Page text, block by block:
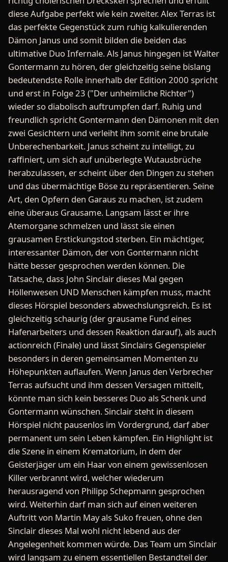
diese Aufgabe perfekt wie kein zweiter. Alex Terras ist
das perfekte Gegenstück zum ruhig kalkulierenden
Dämon Janus und somit bilden die beiden das
ultimative Duo Infernale. Als Janus hingegen ist Walter
Gontermann zu hören, der gleichzeitig seine bislang
bedeutendste Rolle innerhalb der Edition 2000 spricht
und erst in Folge 23 ("Der unheimliche Richter")
wieder so diabolisch auftrumpfen darf. Ruhig und
freundlich spricht Gontermann den Dämonen mit den
zwei Gesichtern und verleiht ihm somit eine brutale
Unberechenbarkeit. Janus scheint zu intelligt, zu
raffiniert, um sich auf unüberlegte Wutausbrüche
herabzulassen, er scheint über den Dingen zu stehen
und das übermächtige Böse zu repräsentieren. Seine
Art, den Opfern den Garaus zu machen, ist zudem
eine überaus Grausame. Langsam lässt er ihre
Atemorgane schmelzen und lässt sie einen
grausamen Erstickungstod sterben. Ein mächtiger,
interessanter Dämon, der von Gontermann nicht
hätte besser gesprochen werden können. Die
Tatsache, dass John Sinclair dieses Mal gegen
Höllenwesen UND Menschen kämpfen muss, macht
dieses Hörspiel besonders abwechslungsreich. Es ist
gleichzeitig schaurig (der grausame Fund eines
Hafenarbeiters und dessen Reaktion darauf), als auch
actionreich (Finale) und lässt Sinclairs Gegenspieler
besonders in deren gemeinsamen Momenten zu
Höhepunkten auflaufen. Wenn Janus den Verbrecher
Terras aufsucht und ihm dessen Versagen mitteilt,
könnte man sich kein besseres Duo als Schenk und
Gontermann wünschen. Sinclair steht in diesem
Hörspiel nicht pausenlos im Vordergrund, darf aber
permanent um sein Leben kämpfen. Ein Highlight ist
die Szene in einem Krematorium, in dem der
Geisterjäger um ein Haar von einem gewissenlosen
Killer verbrannt wird, welcher wiederum
herausragend von Philipp Schepmann gesprochen
wird. Weiterhin darf man sich auf einen weiteren
Auftritt von Martin May als Suko freuen, ohne den
Sinclair dieses Mal wohl nicht lebend aus der
Angelegenheit kommen würde. Das Team um Sinclair
wird langsam zu einem essentiellen Bestandteil der